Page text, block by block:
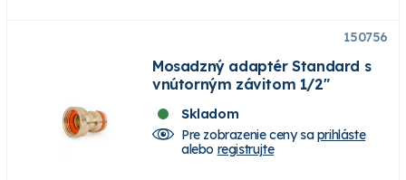
150756
Mosadzný adaptér Standard s
vnútorným závitom 1/2"
Skladom
Pre zobrazenie ceny saprihláste
alebo registrujte